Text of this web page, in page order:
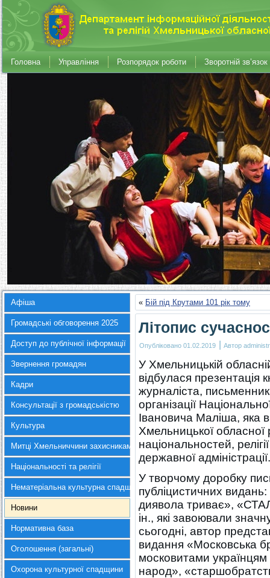
Головна Управління Розпорядок роботи Зворотній зв’язок
Афіша
Громадські обговорення 2025
Доступ до публічної інформації
Звернення громадян
Кадри
Консультації з громадськістю
Культура
Митці Хмельниччини захисникам України
Національності та релігії
Нематеріальна культурна спадщина
Новини
Нормативна база
Оголошення (загальні)
Охорона культурної спадщини
« Бій під Крутами 101 рік тому
Літопис
Опубліковано 01.02.2019 | Автор
У Хмельницькій
відбулася презентація
журналіста,
організації
Івановича Маліша, яка
Хмельницької обласної
національностей,
державної адміністрації.
У творчому доробку
публіцистичних
диявола триває»,
ін., які завоювали
сьогодні, автор
видання «Московська
московитами
народ»,